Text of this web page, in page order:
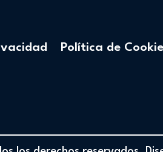
Política de